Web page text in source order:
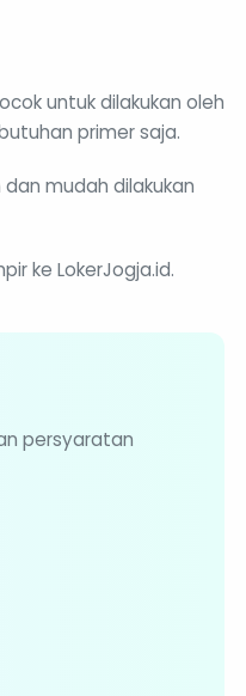
untuk dilakukan oleh
primer saja.
mudah dilakukan
ke LokerJogja.id.
persyaratan